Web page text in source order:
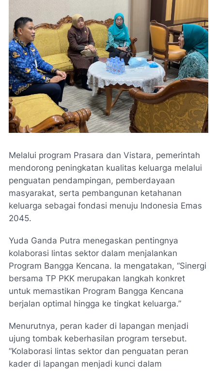
Melalui program Prasara dan Vistara, pemerintah
mendorong peningkatan kualitas keluarga melalui
penguatan pendampingan, pemberdayaan
masyarakat, serta pembangunan ketahanan
keluarga sebagai fondasi menuju Indonesia Emas
2045.
Yuda Ganda Putra menegaskan pentingnya
kolaborasi lintas sektor dalam menjalankan
Program Bangga Kencana. Ia mengatakan, “Sinergi
bersama TP PKK merupakan langkah konkret
untuk memastikan Program Bangga Kencana
berjalan optimal hingga ke tingkat keluarga.”
Menurutnya, peran kader di lapangan menjadi
ujung tombak keberhasilan program tersebut.
“Kolaborasi lintas sektor dan penguatan peran
kader di lapangan menjadi kunci dalam